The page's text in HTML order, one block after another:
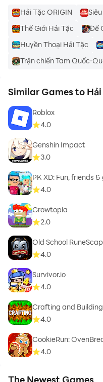
Hải Tặc ORIGIN
Thế Giới Hải Tặc
Đế
Huyền Thoại Hải Tặc
Trận chiến Tam
Similar Games to
Roblox
4.0
Genshin Impact
3.0
PK XD: Fun, friends
4.0
Growtopia
2.0
Old School
4.0
Survivor.io
4.0
Crafting and Building
4.0
CookieRun:
4.0
The Newest Games